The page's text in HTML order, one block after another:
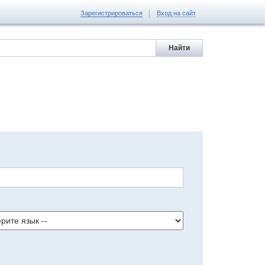
Зарегистрироваться Вход на сайт
Найти